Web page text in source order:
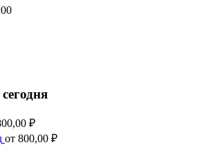
₽
от 800,00 ₽